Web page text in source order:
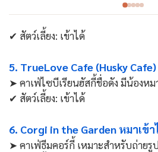
✔ สัตว์เลี้ยง: เข้าได้
5. TrueLove Cafe (Husky
➤ คาเฟ่ไซบีเรียนฮัสกี้ชื่อดัง มีน้องหม
✔ สัตว์เลี้ยง: เข้าได้
6. Corgi in the Garden หมาเข้า
➤ คาเฟ่ธีมคอร์กี้ เหมาะสำหรับถ่าย